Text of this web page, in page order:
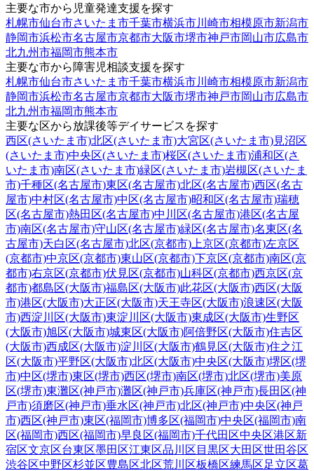
主要な市から児童発達支援を探す
札幌市仙台市さいたま市千葉市横浜市川崎市相模原市新潟市
静岡市浜松市名古屋市京都市大阪市堺市神戸市岡山市広島市
北九州市福岡市熊本市
主要な市から障害児相談支援を探す
札幌市仙台市さいたま市千葉市横浜市川崎市相模原市新潟市
静岡市浜松市名古屋市京都市大阪市堺市神戸市岡山市広島市
北九州市福岡市熊本市
主要な区から放課後等デイサービスを探す
西区(さいたま市)北区(さいたま市)大宮区(さいたま市)見沼区
(さいたま市)中央区(さいたま市)桜区(さいたま市)浦和区(さ
いたま市)南区(さいたま市)緑区(さいたま市)岩槻区(さいたま
市)千種区(名古屋市)東区(名古屋市)北区(名古屋市)西区(名古
屋市)中村区(名古屋市)中区(名古屋市)昭和区(名古屋市)瑞穂
区(名古屋市)熱田区(名古屋市)中川区(名古屋市)港区(名古屋
市)南区(名古屋市)守山区(名古屋市)緑区(名古屋市)名東区(名
古屋市)天白区(名古屋市)北区(京都市) 上京区(京都市)左京区
(京都市)中京区(京都市)東山区(京都市)下京区(京都市)南区(京
都市)右京区(京都市)伏見区(京都市)山科区(京都市)西京区(京
都市)都島区(大阪市)福島区(大阪市)此花区(大阪市)西区(大阪
市)港区(大阪市)大正区(大阪市)天王寺区(大阪市)浪速区(大阪
市)西淀川区(大阪市)東淀川区(大阪市)東成区(大阪市)生野区
(大阪市)旭区(大阪市)城東区(大阪市)阿倍野区(大阪市)住吉区
(大阪市)西成区(大阪市)淀川区(大阪市)鶴見区(大阪市)住之江
区(大阪市)平野区(大阪市)北区(大阪市)中央区(大阪市)堺区(堺
市)中区(堺市)東区(堺市)西区(堺市)南区(堺市)北区(堺市)美原
区(堺市)東灘区(神戸市)灘区(神戸市)兵庫区(神戸市)長田区(神
戸市)須磨区(神戸市)垂水区(神戸市)北区(神戸市)中央区(神戸
市)西区(神戸市)東区(福岡市)博多区(福岡市)中央区(福岡市)南
区(福岡市)西区(福岡市)早良区(福岡市)千代田区中央区港区新
宿区文京区台東区墨田区江東区品川区 目黒区大田区世田谷区
渋谷区中野区杉並区豊島区北区荒川区板橋区練馬区足立区葛